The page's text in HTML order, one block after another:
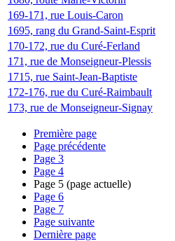
169-171, rue Louis-Caron
1695, rang du Grand-Saint-Esprit
170-172, rue du Curé-Ferland
171, rue de Monseigneur-Plessis
1715, rue Saint-Jean-Baptiste
172-176, rue du Curé-Raimbault
173, rue de Monseigneur-Signay
Première page
Page précédente
Page 3
Page 4
Page 5 (page actuelle)
Page 6
Page 7
Page suivante
Dernière page